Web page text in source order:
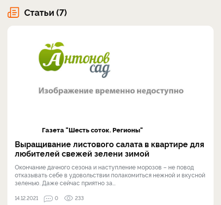
Статьи (7)
Газета "Шесть соток. Регионы"
Выращивание листового салата в квартире для
любителей свежей зелени зимой
Окончание дачного сезона и наступление морозов – не повод
отказывать себе в удовольствии полакомиться нежной и вкусной
зеленью. Даже сейчас приятно за...
14.12.2021 0 233